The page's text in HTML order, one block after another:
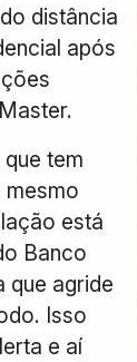
distância
após
tem
mesmo
está
Banco
que agride
Isso
e aí